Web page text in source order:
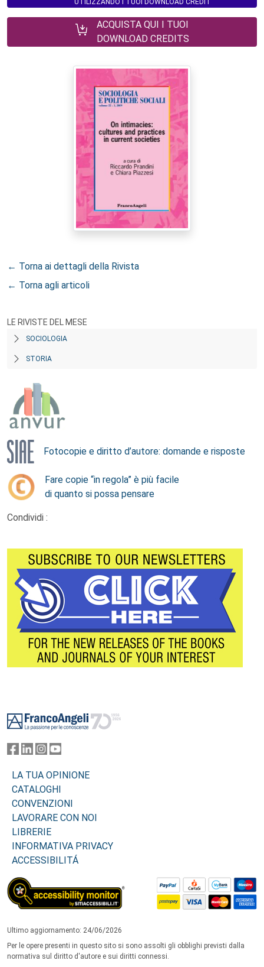
UTILIZZANDO I TUOI DOWNLOAD CREDIT
ACQUISTA QUI I TUOI
DOWNLOAD CREDITS
← Torna ai dettagli della Rivista
← Torna agli articoli
LE RIVISTE DEL MESE
SOCIOLOGIA
STORIA
Fotocopie e diritto d’autore: domande e risposte
Fare copie “in regola” è più facile
di quanto si possa pensare
Condividi :
LA TUA OPINIONE
CATALOGHI
CONVENZIONI
LAVORARE CON NOI
LIBRERIE
INFORMATIVA PRIVACY
ACCESSIBILITÁ
Ultimo aggiornamento: 24/06/2026
Per le opere presenti in questo sito si sono assolti gli obblighi previsti dalla
normativa sul diritto d'autore e sui diritti connessi.